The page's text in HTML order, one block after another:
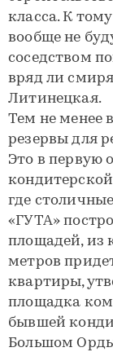
класса. К
вообще не
соседством
вряд ли
Литинецкая.
Тем не менее
резервы для
Это в первую
где
«ГУТА»
площадей, из
метров
квартиры,
площадка
бывшей
Большом